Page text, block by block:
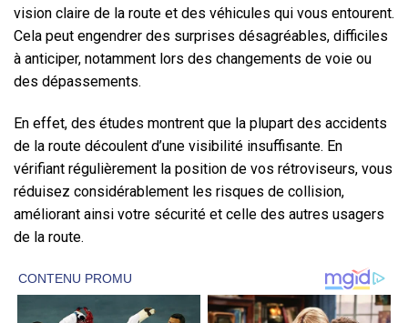
vision claire de la route et des véhicules qui vous entourent.
Cela peut engendrer des surprises désagréables, difficiles
à anticiper, notamment lors des changements de voie ou
des dépassements.
En effet, des études montrent que la plupart des accidents
de la route découlent d’une visibilité insuffisante. En
vérifiant régulièrement la position de vos rétroviseurs, vous
réduisez considérablement les risques de collision,
améliorant ainsi votre sécurité et celle des autres usagers
de la route.